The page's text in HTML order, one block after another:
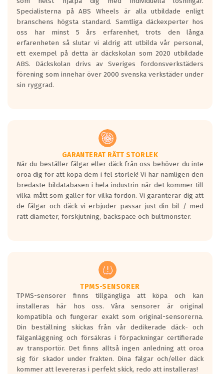
den kortaste bromssträckan och F är den
längsta.
Inga D eller G betyg delas ut för
personbilar och lätta lastbilar.
Betyget sätts efter ett test där däcken
skall bromsa in på en väg där det ligger
0.5-1.5 mm vatten.
I 80km/h kommer skillnaden på
Vid körning i över 50km/h brukar
rullmotståndets ljud överträffa
motorljudet.
På däckmärkningen kommer det finnas
en symbol av ett däck med vågar. Hög
bullernivå markeras med svarta vågor
medans de vita vågorna påvisar om det är
ett tyst däck.
regelverket som introduceras år 2016.
Ett däck med två svarta vågor är redan
godkända för år 2016 nya regelverk.
Ett däck med en svart våg kommer vara
minst tre decibel tystare än det
regelverk som börjar gälla 2016.
Specialisterna på ABS Wheels är alla utbildade enligt
branschens högsta standard. Samtliga däckexperter hos
oss har minst 5 års erfarenhet, trots den långa
erfarenheten så slutar vi aldrig att utbilda vår personal,
ett exempel på detta är däckskolan som 2020 utbildade
ABS. Däckskolan drivs av Sveriges fordonsverkstäders
förening som innehar över 2000 svenska verkstäder under
sin ryggrad.
GARANTERAT RÄTT STORLEK
När du beställer fälgar eller däck från oss behöver du inte
oroa dig för att köpa dem i fel storlek! Vi har nämligen den
bredaste bildatabasen i hela industrin när det kommer till
vilka mått som gäller för vilka fordon. Vi garanterar dig att
de fälgar och däck vi erbjuder passar just din bil / med
rätt diameter, förskjutning, backspace och bultmönster.
TPMS-SENSORER
TPMS-sensorer finns tillgängliga att köpa och kan
installeras här hos oss. Våra sensorer är original
kompatibla och fungerar exakt som original-sensorerna.
Din beställning skickas från vår dedikerade däck- och
fälganläggning och försäkras i förpackningar certifierade
av transportör. Det finns alltså ingen anledning att oroa
sig för skador under frakten. Dina fälgar och/eller däck
kommer att levereras i perfekt skick, redo att installeras!